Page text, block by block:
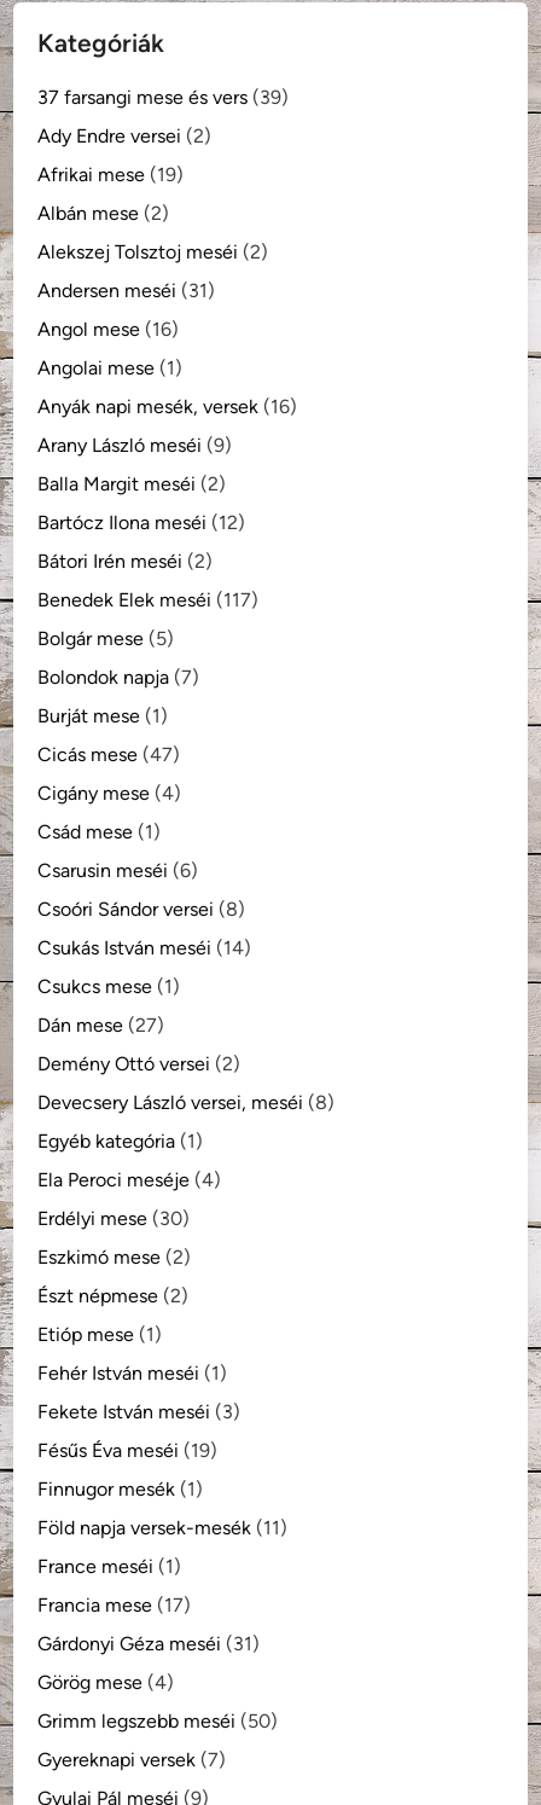
Kategóriák
37 farsangi mese és vers (39)
Ady Endre versei (2)
Afrikai mese (19)
Albán mese (2)
Alekszej Tolsztoj meséi (2)
Andersen meséi (31)
Angol mese (16)
Angolai mese (1)
Anyák napi mesék, versek (16)
Arany László meséi (9)
Balla Margit meséi (2)
Bartócz Ilona meséi (12)
Bátori Irén meséi (2)
Benedek Elek meséi (117)
Bolgár mese (5)
Bolondok napja (7)
Burját mese (1)
Cicás mese (47)
Cigány mese (4)
Csád mese (1)
Csarusin meséi (6)
Csoóri Sándor versei (8)
Csukás István meséi (14)
Csukcs mese (1)
Dán mese (27)
Demény Ottó versei (2)
Devecsery László versei, meséi (8)
Egyéb kategória (1)
Ela Peroci meséje (4)
Erdélyi mese (30)
Eszkimó mese (2)
Észt népmese (2)
Etióp mese (1)
Fehér István meséi (1)
Fekete István meséi (3)
Fésűs Éva meséi (19)
Finnugor mesék (1)
Föld napja versek-mesék (11)
France meséi (1)
Francia mese (17)
Gárdonyi Géza meséi (31)
Görög mese (4)
Grimm legszebb meséi (50)
Gyereknapi versek (7)
Gyulai Pál meséi (9)